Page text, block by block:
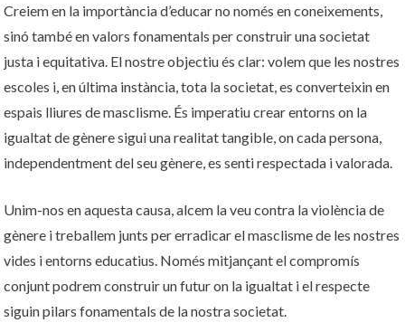
Creiem en la importància d’educar no només en coneixements,
sinó també en valors fonamentals per construir una societat
justa i equitativa. El nostre objectiu és clar: volem que les nostres
escoles i, en última instància, tota la societat, es converteixin en
espais lliures de masclisme. És imperatiu crear entorns on la
igualtat de gènere sigui una realitat tangible, on cada persona,
independentment del seu gènere, es senti respectada i valorada.
Unim-nos en aquesta causa, alcem la veu contra la violència de
gènere i treballem junts per erradicar el masclisme de les nostres
vides i entorns educatius. Només mitjançant el compromís
conjunt podrem construir un futur on la igualtat i el respecte
siguin pilars fonamentals de la nostra societat.